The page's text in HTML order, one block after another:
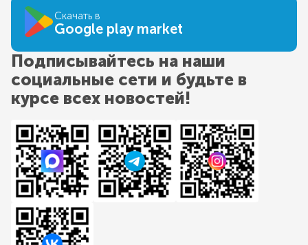
Скачать в
Google play market
Подписывайтесь на наши
социальные сети и будьте в
курсе всех новостей!